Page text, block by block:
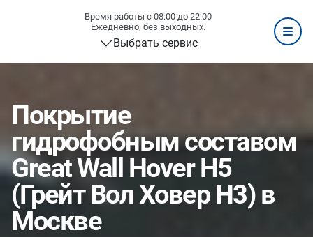
Время работы с 08:00 до 22:00
Ежедневно, без выходных.
Выбрать сервис
Покрытие
гидрофобным составом
Great Wall Hover H5
(Грейт Вол Ховер H3) в
Москве